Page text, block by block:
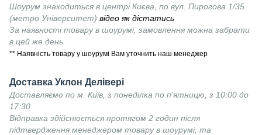
Шоурум знаходиться в центрі Києва, по вул. Пирогова 1/35
(метро Університет) відео як дістатись
За наявності товару в шоурумі, замовлення можна забрати
в цей же день.
** Наявність товару у шоурумі Вам уточнить наш менеджер
Доставка Уклон Делівері
Доставляємо по м. Київ, з понеділка по п'ятницю, з 10:00 до
17:30
Відправка здійснюється протягом 2 годин після
підтвердження менеджером товару в шоурумі, та